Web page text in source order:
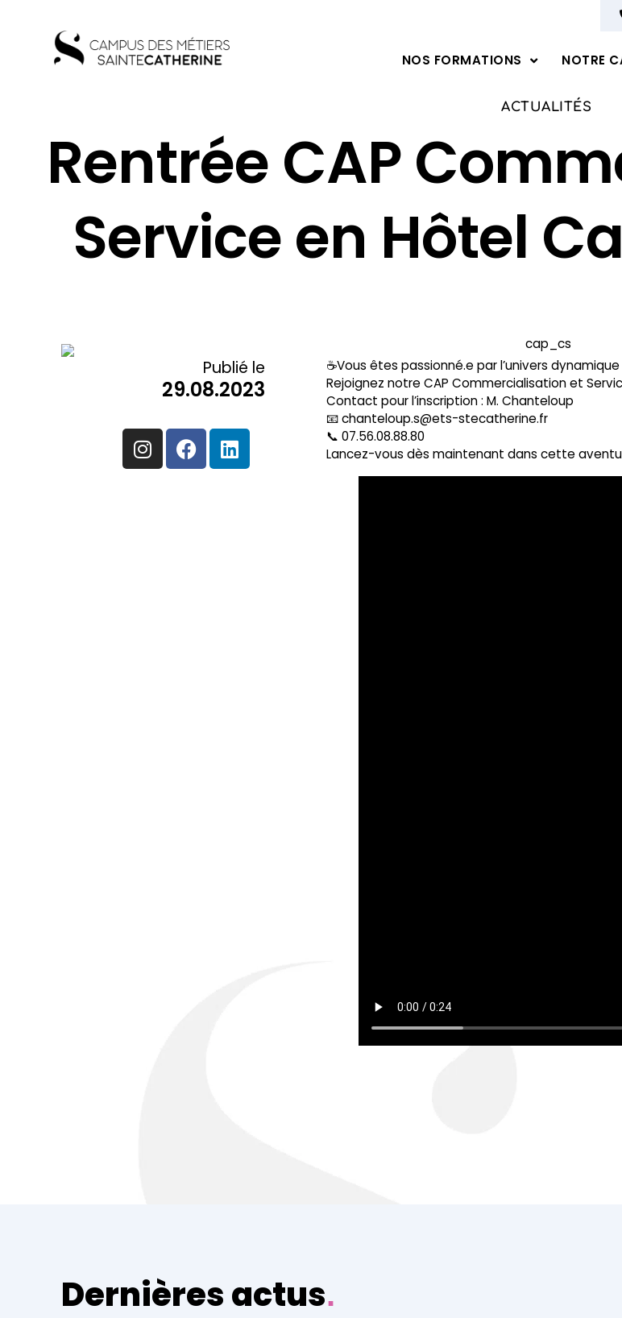
NOS FORMATIONS NOTRE
ACTUALITÉS
Rentrée CAP
Service en Hôtel
Publié le
29.08.2023
☕️Vous êtes passionné.e par l’univers
Rejoignez notre CAP Commercialisation et
Contact pour l’inscription : M. Chanteloup
📧chanteloup.s@ets-stecatherine.fr
📞 07.56.08.88.80
Lancez-vous dès maintenant dans cette
Dernières actus.